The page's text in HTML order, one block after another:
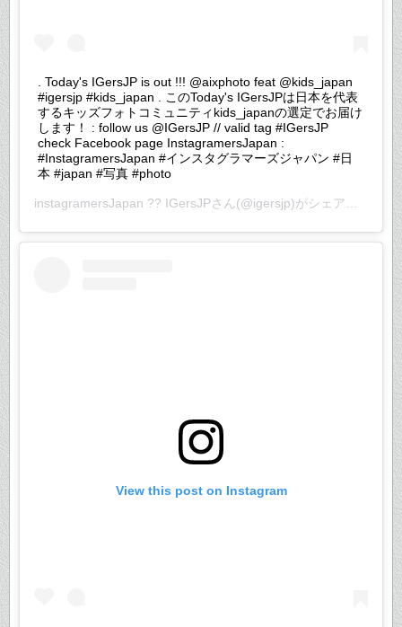
. Today's IGersJP is out !!! @aixphoto feat @kids_japan
#igersjp #kids_japan . このToday's IGersJPは日本を代表
するキッズフォトコミュニティkids_japanの選定でお届け
します！ : follow us @IGersJP // valid tag #IGersJP
check Facebook page InstagramersJapan :
#InstagramersJapan #インスタグラマーズジャパン #日
本 #japan #写真 #photo
instagramersJapan ?? IGersJPさん(@igersjp)がシェアした投稿 –
View this post on Instagram